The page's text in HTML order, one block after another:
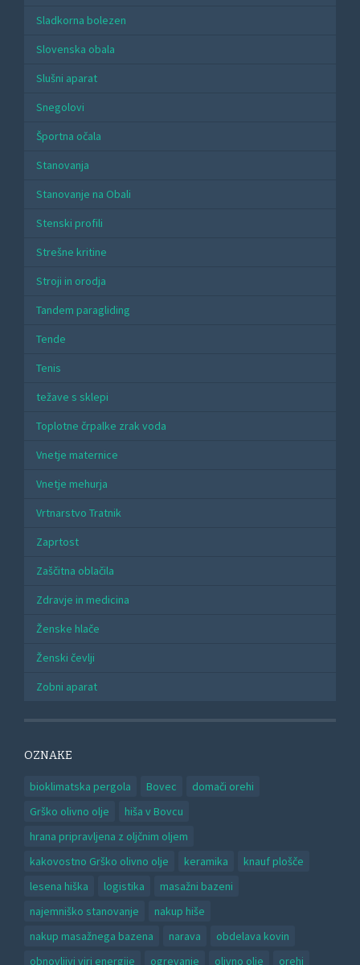
Sladkorna bolezen
Slovenska obala
Slušni aparat
Snegolovi
Športna očala
Stanovanja
Stanovanje na Obali
Stenski profili
Strešne kritine
Stroji in orodja
Tandem paragliding
Tende
Tenis
težave s sklepi
Toplotne črpalke zrak voda
Vnetje maternice
Vnetje mehurja
Vrtnarstvo Tratnik
Zaprtost
Zaščitna oblačila
Zdravje in medicina
Ženske hlače
Ženski čevlji
Zobni aparat
OZNAKE
bioklimatska pergola Bovec
domači orehi
Grško olivno olje
hiša v Bovcu
hrana pripravljena z oljčnim oljem
kakovostno Grško olivno olje
keramika
knauf plošče
lesena hiška
logistika
masažni bazeni
najemniško stanovanje
nakup hiše
nakup masažnega bazena
narava
obdelava kovin
obnovljivi viri energije
ogrevanje olivno olje orehi